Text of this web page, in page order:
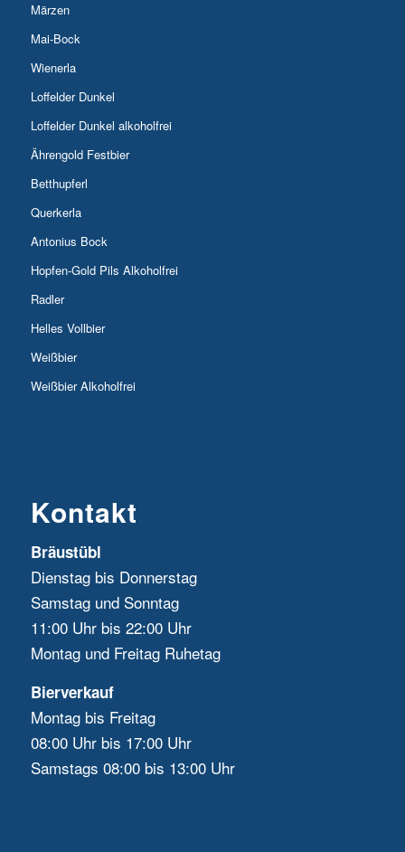
Märzen
Mai-Bock
Wienerla
Loffelder Dunkel
Loffelder Dunkel alkoholfrei
Ährengold Festbier
Betthupferl
Querkerla
Antonius Bock
Hopfen-Gold Pils Alkoholfrei
Radler
Helles Vollbier
Weißbier
Weißbier Alkoholfrei
Kontakt
Bräustübl
Dienstag bis Donnerstag
Samstag und Sonntag
11:00 Uhr bis 22:00 Uhr
Montag und Freitag Ruhetag
Bierverkauf
Montag bis Freitag
08:00 Uhr bis 17:00 Uhr
Samstags 08:00 bis 13:00 Uhr